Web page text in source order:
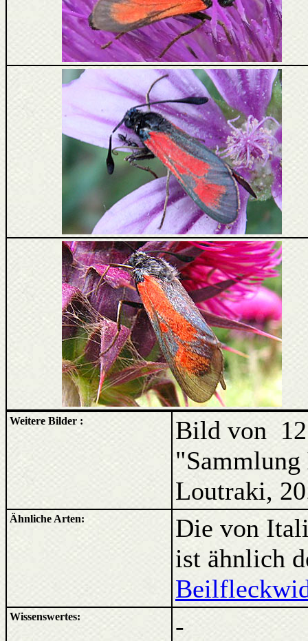
Weitere Bilder :
Bild von 12
"Sammlung
Loutraki,
Ähnliche Arten:
Die von
ist ähnlich
Wissenswertes: -